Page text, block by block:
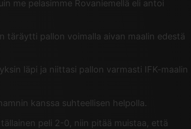
me pelasimme Rovaniemellä eli antoi
täräytti pallon voimalla aivan maalin edestä
läpi ja niittasi pallon varmasti IFK-maalin
kanssa suhteellisen helpolla.
peli 2-0, niin pitää muistaa, että